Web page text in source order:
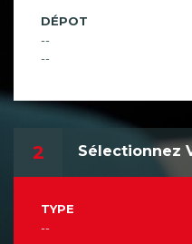
DÉPOT
--
--
2 Sélectionnez
TYPE
--